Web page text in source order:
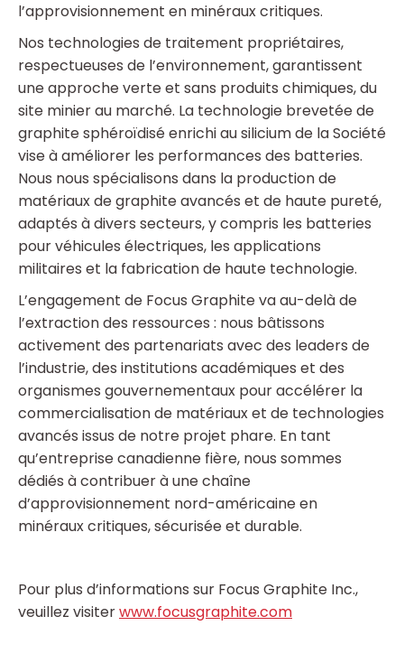
l’approvisionnement en minéraux critiques.
Nos technologies de traitement propriétaires,
respectueuses de l’environnement, garantissent
une approche verte et sans produits chimiques, du
site minier au marché. La technologie brevetée de
graphite sphéroïdisé enrichi au silicium de la Société
vise à améliorer les performances des batteries.
Nous nous spécialisons dans la production de
matériaux de graphite avancés et de haute pureté,
adaptés à divers secteurs, y compris les batteries
pour véhicules électriques, les applications
militaires et la fabrication de haute technologie.
L’engagement de Focus Graphite va au-delà de
l’extraction des ressources : nous bâtissons
activement des partenariats avec des leaders de
l’industrie, des institutions académiques et des
organismes gouvernementaux pour accélérer la
commercialisation de matériaux et de technologies
avancés issus de notre projet phare. En tant
qu’entreprise canadienne fière, nous sommes
dédiés à contribuer à une chaîne
d’approvisionnement nord-américaine en
minéraux critiques, sécurisée et durable.
Pour plus d’informations sur Focus Graphite Inc.,
veuillez visiterwww.focusgraphite.com